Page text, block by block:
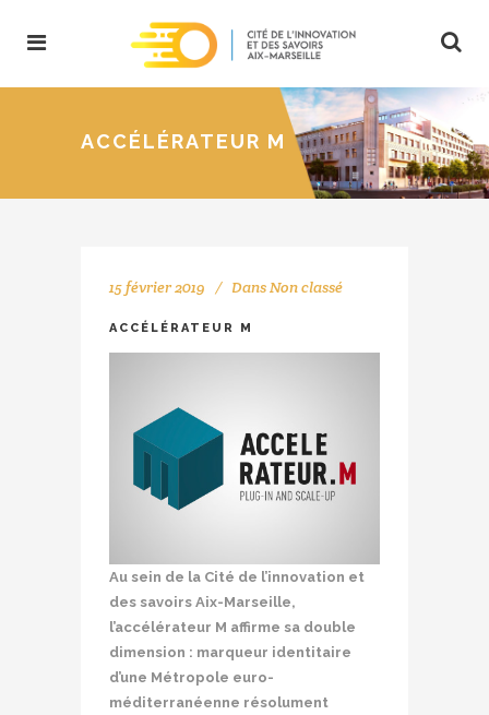
ACCÉLÉRATEUR M
15 février 2019 DansNon classé
ACCÉLÉRATEUR M
Au sein de la Cité de l’innovation et
des savoirs Aix-Marseille,
l’accélérateur M affirme sa double
dimension : marqueur identitaire
d’une Métropole euro-
méditerranéenne résolument